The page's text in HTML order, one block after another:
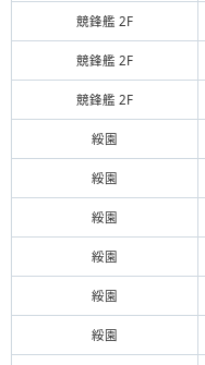
競鋒艦 2F
競鋒艦 2F
競鋒艦 2F
綏園
綏園
綏園
綏園
綏園
綏園